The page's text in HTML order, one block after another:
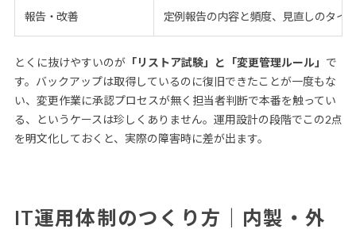
報告・改善 定例報告の内容と頻度、見直しのタイ
とくに抜けやすいのが「リストア試験」と「変更管理ルール」 で
す。バックアップは取得しているのに復旧できたことが一度もな
い、変更作業に承認プロセスが無く担当者判断で本番を触ってい
る、というケースは珍しくありません。運用設計の段階でこの2点
を明文化しておくと、実際の障害時に差が出ます。
IT運用体制のつくり方｜内製・外